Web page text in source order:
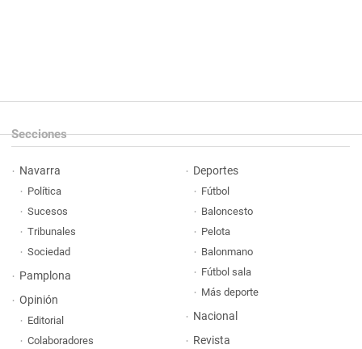
Secciones
Navarra
Política
Sucesos
Tribunales
Sociedad
Pamplona
Opinión
Editorial
Colaboradores
Deportes
Fútbol
Baloncesto
Pelota
Balonmano
Fútbol sala
Más deporte
Nacional
Revista